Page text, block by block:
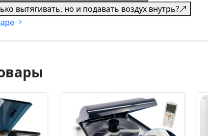
вытягивать, но и подавать воздух внутрь?